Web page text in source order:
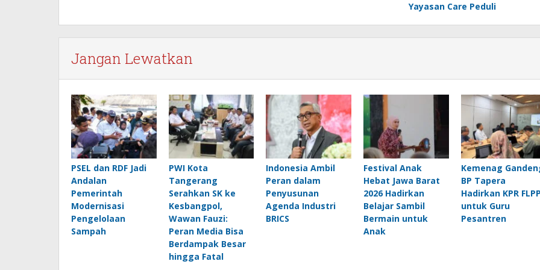
Yayasan Care Peduli
Jangan Lewatkan
PSEL dan RDF Jadi
Andalan
Pemerintah
Modernisasi
Pengelolaan
Sampah
PWI Kota
Tangerang
Serahkan SK ke
Kesbangpol,
Wawan Fauzi:
Peran Media Bisa
Berdampak Besar
hingga Fatal
Indonesia Ambil
Peran dalam
Penyusunan
Agenda Industri
BRICS
Festival Anak
Hebat Jawa Barat
2026 Hadirkan
Belajar Sambil
Bermain untuk
Anak
Kemenag
BP Tapera
Hadirkan KPR
untuk Guru
Pesantren